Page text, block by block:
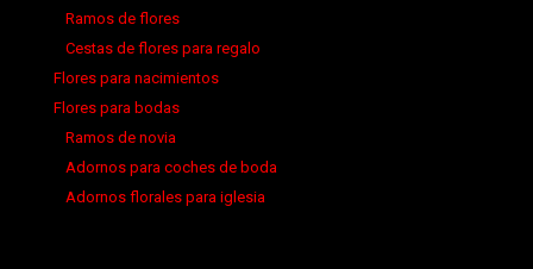
Ramos de flores
Cestas de flores para regalo
Flores para nacimientos
Flores para bodas
Ramos de novia
Adornos para coches de boda
Adornos florales para iglesia